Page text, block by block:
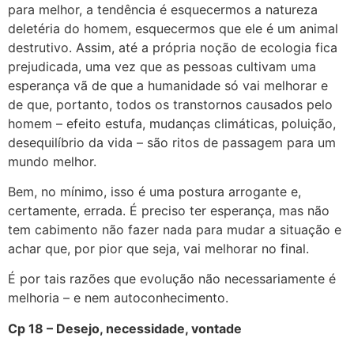
para melhor, a tendência é esquecermos a natureza
deletéria do homem, esquecermos que ele é um animal
destrutivo. Assim, até a própria noção de ecologia fica
prejudicada, uma vez que as pessoas cultivam uma
esperança vã de que a humanidade só vai melhorar e
de que, portanto, todos os transtornos causados pelo
homem – efeito estufa, mudanças climáticas, poluição,
desequilíbrio da vida – são ritos de passagem para um
mundo melhor.
Bem, no mínimo, isso é uma postura arrogante e,
certamente, errada. É preciso ter esperança, mas não
tem cabimento não fazer nada para mudar a situação e
achar que, por pior que seja, vai melhorar no final.
É por tais razões que evolução não necessariamente é
melhoria – e nem autoconhecimento.
Cp 18 – Desejo, necessidade, vontade